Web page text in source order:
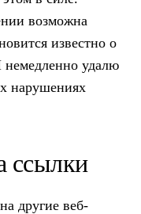
возможна
известно о
удалю
нарушениях
ссылки
другие веб-